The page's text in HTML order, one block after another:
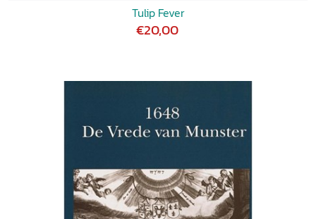
Tulip Fever
€20,00